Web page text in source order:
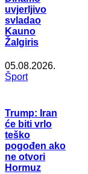
uvjerljivo
svladao
Kauno
Žalgiris
05.08.2026.
Šport
Trump: Iran
će biti vrlo
teško
pogođen ako
ne otvori
Hormuz